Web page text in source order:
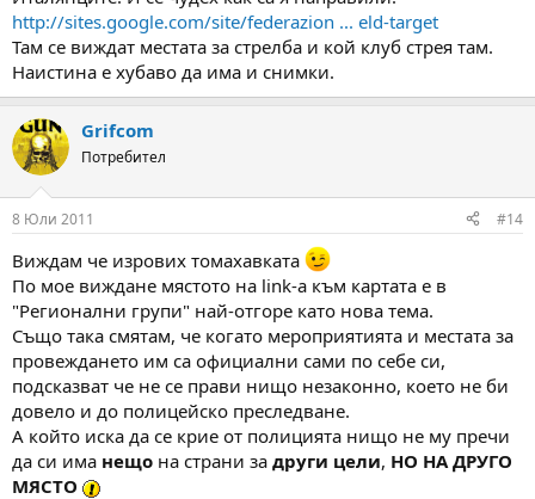
http://sites.google.com/site/federazion ... eld-target
Там се виждат местата за стрелба и кой клуб стрея там.
Наистина е хубаво да има и снимки.
Grifcom
Потребител
8 Юли 2011 #14
Виждам че изрових томахавката
По мое виждане мястото на link-а към картата е в
"Регионални групи" най-отгоре като нова тема.
Също така смятам, че когато мероприятията и местата за
провеждането им са официални сами по себе си,
подсказват че не се прави нищо незаконно, което не би
довело и до полицейско преследване.
А който иска да се крие от полицията нищо не му пречи
да си има нещо на страни за други цели, НО НА ДРУГО
МЯСТО